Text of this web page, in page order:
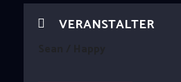
VERANSTALTER